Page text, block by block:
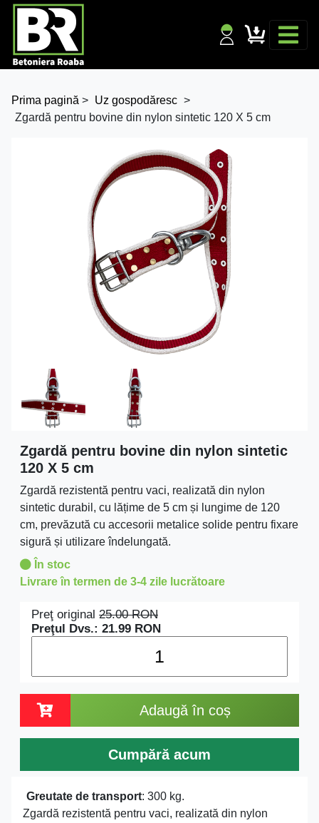
Prima pagină > Uz gospodăresc >
Zgardă pentru bovine din nylon sintetic 120 X 5 cm
Zgardă pentru bovine din nylon sintetic
120 X 5 cm
Zgardă rezistentă pentru vaci, realizată din nylon
sintetic durabil, cu lățime de 5 cm și lungime de 120
cm, prevăzută cu accesorii metalice solide pentru fixare
sigură și utilizare îndelungată.
În stoc
Livrare în termen de 3-4 zile lucrătoare
Preţ original 25.00RON
Preţul Dvs.: 21.99 RON
Adaugă în coș
Cumpără acum
Greutate de transport: 300 kg.
Zgardă rezistentă pentru vaci, realizată din nylon